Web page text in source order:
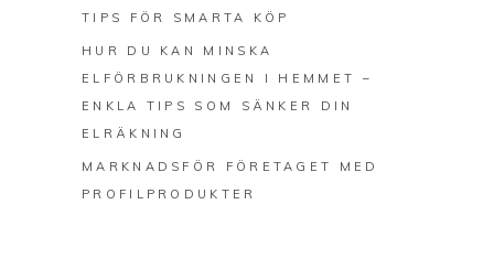
TIPS FÖR SMARTA KÖP
HUR DU KAN MINSKA
ELFÖRBRUKNINGEN I HEMMET –
ENKLA TIPS SOM SÄNKER DIN
ELRÄKNING
MARKNADSFÖR FÖRETAGET MED
PROFILPRODUKTER